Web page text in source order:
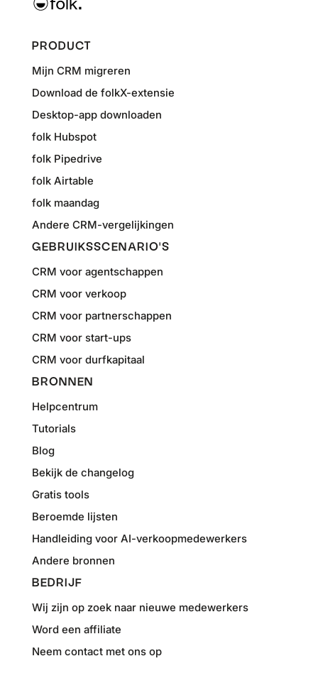
PRODUCT
Mijn CRM migreren
Download de folkX-extensie
Desktop-app downloaden
folk Hubspot
folk Pipedrive
folk Airtable
folk maandag
Andere CRM-vergelijkingen
GEBRUIKSSCENARIO'S
CRM voor agentschappen
CRM voor verkoop
CRM voor partnerschappen
CRM voor start-ups
CRM voor durfkapitaal
BRONNEN
Helpcentrum
Tutorials
Blog
Bekijk de changelog
Gratis tools
Beroemde lijsten
Handleiding voor AI-verkoopmedewerkers
Andere bronnen
BEDRIJF
Wij zijn op zoek naar nieuwe medewerkers
Word een affiliate
Neem contact met ons op